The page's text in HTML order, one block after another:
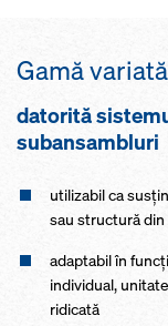
Gamă
datorită
subansambluri
utilizabil ca
sau structură
adaptabil în
individual,
ridicată